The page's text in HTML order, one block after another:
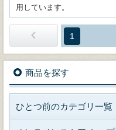
用しています。
1
商品を探す
ひとつ前のカテゴリ一覧